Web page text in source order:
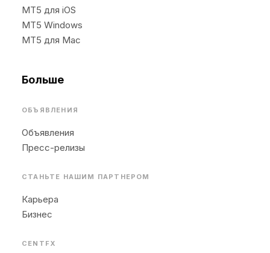
MT5 для iOS
MT5 Windows
MT5 для Mac
Больше
ОБЪЯВЛЕНИЯ
Объявления
Пресс-релизы
СТАНЬТЕ НАШИМ ПАРТНЕРОМ
Карьера
Бизнес
CENTFX